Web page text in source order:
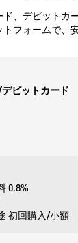
ド、デビットカ
フォームで、
ビットカード
0.8%
初回購入/小額